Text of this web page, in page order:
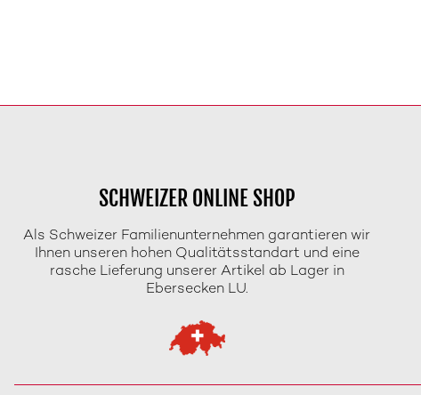
SCHWEIZER ONLINE SHOP
Als Schweizer Familienunternehmen garantieren wir
Ihnen unseren hohen Qualitätsstandart und eine
rasche Lieferung unserer Artikel ab Lager in
Ebersecken LU.